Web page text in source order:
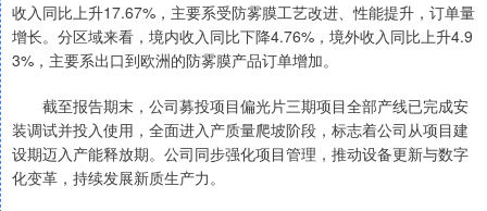
收入同比上升17.67%，主要系受防雾膜工艺改进、性能提升，订单量
增长。分区域来看，境内收入同比下降4.76%，境外收入同比上升4.9
3%，主要系出口到欧洲的防雾膜产品订单增加。
截至报告期末，公司募投项目偏光片三期项目全部产线已完成安
装调试并投入使用，全面进入产质量爬坡阶段，标志着公司从项目建
设期迈入产能释放期。公司同步强化项目管理，推动设备更新与数字
化变革，持续发展新质生产力。